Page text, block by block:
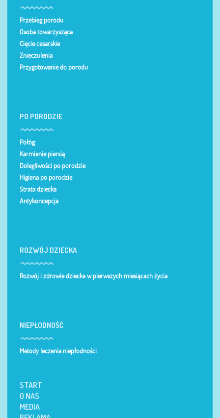
Przebieg porodu
Osoba towarzysząca
Cięcie cesarskie
Znieczulenia
Przygotowanie do porodu
PO PORODZIE
Połóg
Karmienie piersią
Dolegliwości po porodzie
Higiena po porodzie
Strata dziecka
Antykoncepcja
ROZWÓJ DZIECKA
Rozwój i zdrowie dziecka w pierwszych miesiącach życia
NIEPŁODNOŚĆ
Metody leczenia niepłodności
START
O NAS
MEDIA